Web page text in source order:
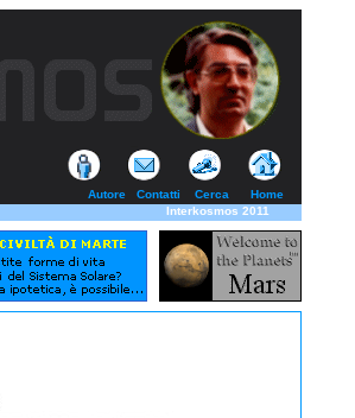
Autore Contatti Cerca
Home
Interkosmos 2011